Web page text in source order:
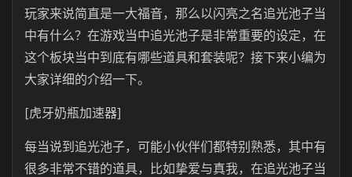
玩家来说简直是一大福音，那么以闪亮之名追光池子当
中有什么？在游戏当中追光池子是非常重要的设定，在
这个板块当中到底有哪些道具和套装呢？接下来小编为
大家详细的介绍一下。
[虎牙奶瓶加速器]
每当说到追光池子，可能小伙伴们都特别熟悉，其中有
很多非常不错的道具，比如挚爱与真我，在追光池子当